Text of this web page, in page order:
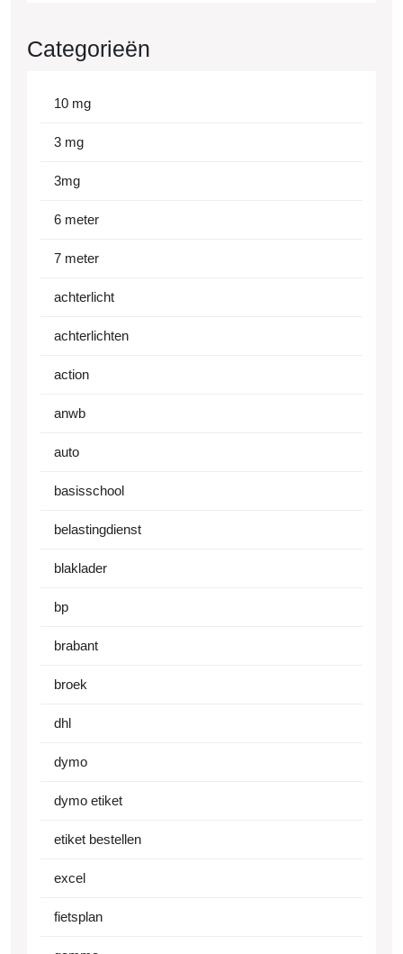
Categorieën
10 mg
3 mg
3mg
6 meter
7 meter
achterlicht
achterlichten
action
anwb
auto
basisschool
belastingdienst
blaklader
bp
brabant
broek
dhl
dymo
dymo etiket
etiket bestellen
excel
fietsplan